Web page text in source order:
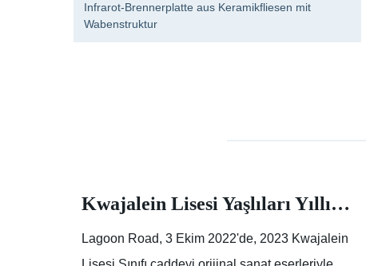
Infrarot-Brennerplatte aus Keramikfliesen mit
Wabenstruktur
Kwajalein Lisesi Yaşlıları Yıllık Sokak Boyama Etkinliğinde İz Bırakıyor |Makale |Birleşik Devletler Ordusu
Lagoon Road, 3 Ekim 2022'de, 2023 Kwajalein